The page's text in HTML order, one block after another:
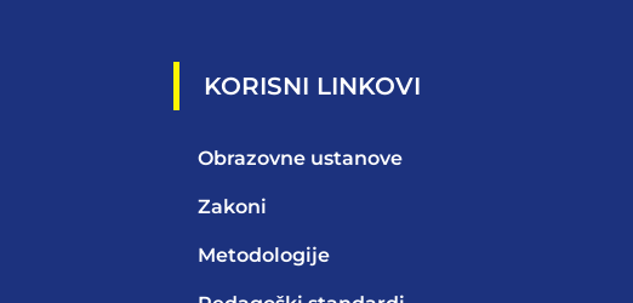
KORISNI LINKOVI
Obrazovne ustanove
Zakoni
Metodologije